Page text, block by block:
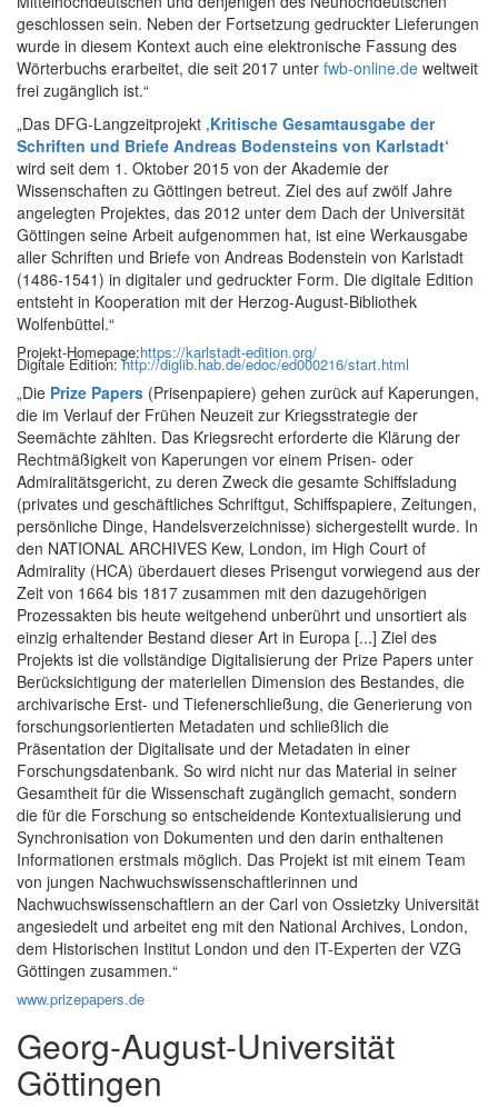
geschlossen sein. Neben der Fortsetzung gedruckter Lieferungen
wurde in diesem Kontext auch eine elektronische Fassung des
Wörterbuchs erarbeitet, die seit 2017 unter fwb-online.de weltweit
frei zugänglich ist.“
„Das DFG-Langzeitprojekt ‚Kritische Gesamtausgabe der
Schriften und Briefe Andreas Bodensteins von Karlstadt‘
wird seit dem 1. Oktober 2015 von der Akademie der
Wissenschaften zu Göttingen betreut. Ziel des auf zwölf Jahre
angelegten Projektes, das 2012 unter dem Dach der Universität
Göttingen seine Arbeit aufgenommen hat, ist eine Werkausgabe
aller Schriften und Briefe von Andreas Bodenstein von Karlstadt
(1486-1541) in digitaler und gedruckter Form. Die digitale Edition
entsteht in Kooperation mit der Herzog-August-Bibliothek
Wolfenbüttel.“
Projekt-Homepage:https://karlstadt-edition.org/
Digitale Edition:http://diglib.hab.de/edoc/ed000216/start.html
„Die Prize Papers (Prisenpapiere) gehen zurück auf Kaperungen,
die im Verlauf der Frühen Neuzeit zur Kriegsstrategie der
Seemächte zählten. Das Kriegsrecht erforderte die Klärung der
Rechtmäßigkeit von Kaperungen vor einem Prisen- oder
Admiralitätsgericht, zu deren Zweck die gesamte Schiffsladung
(privates und geschäftliches Schriftgut, Schiffspapiere, Zeitungen,
persönliche Dinge, Handelsverzeichnisse) sichergestellt wurde. In
den NATIONAL ARCHIVES Kew, London, im High Court of
Admirality (HCA) überdauert dieses Prisengut vorwiegend aus der
Zeit von 1664 bis 1817 zusammen mit den dazugehörigen
Prozessakten bis heute weitgehend unberührt und unsortiert als
einzig erhaltender Bestand dieser Art in Europa [...] Ziel des
Projekts ist die vollständige Digitalisierung der Prize Papers unter
Berücksichtigung der materiellen Dimension des Bestandes, die
archivarische Erst- und Tiefenerschließung, die Generierung von
forschungsorientierten Metadaten und schließlich die
Präsentation der Digitalisate und der Metadaten in einer
Forschungsdatenbank. So wird nicht nur das Material in seiner
Gesamtheit für die Wissenschaft zugänglich gemacht, sondern
die für die Forschung so entscheidende Kontextualisierung und
Synchronisation von Dokumenten und den darin enthaltenen
Informationen erstmals möglich. Das Projekt ist mit einem Team
von jungen Nachwuchswissenschaftlerinnen und
Nachwuchswissenschaftlern an der Carl von Ossietzky Universität
angesiedelt und arbeitet eng mit den National Archives, London,
dem Historischen Institut London und den IT-Experten der VZG
Göttingen zusammen.“
www.prizepapers.de
Georg-August-Universität
Göttingen